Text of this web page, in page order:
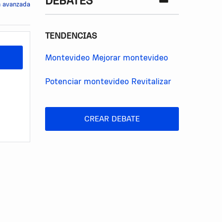
avanzada
TENDENCIAS
Montevideo Mejorar montevideo
Potenciar montevideo Revitalizar
CREAR DEBATE